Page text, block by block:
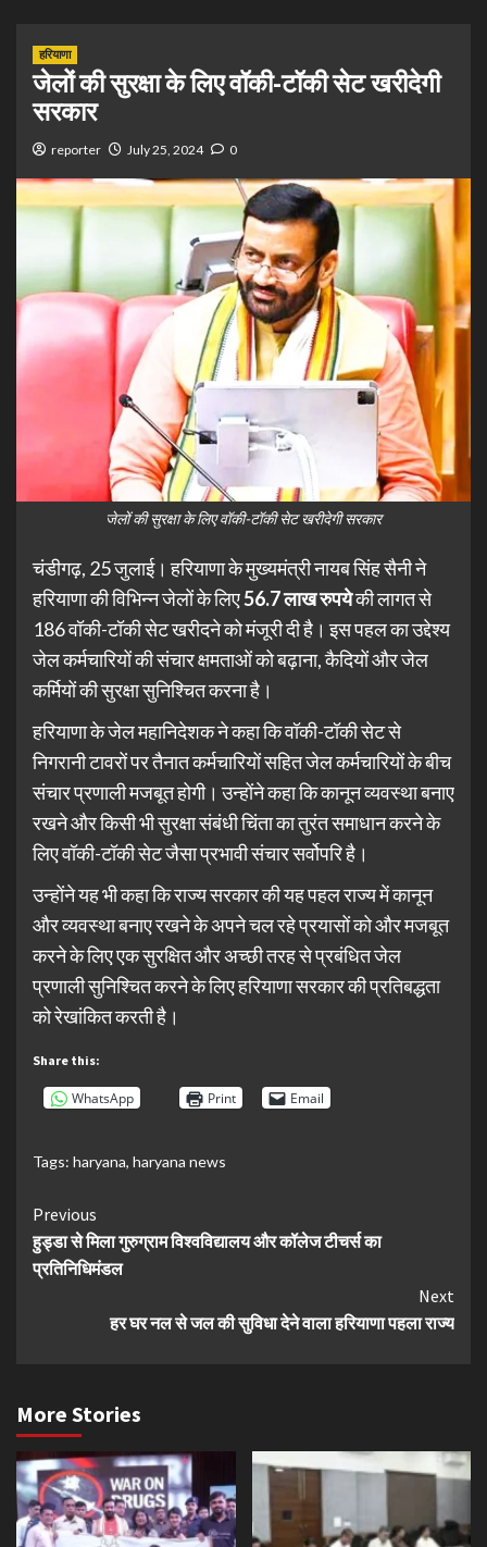
हरियाणा
जेलों की सुरक्षा के लिए वॉकी-टॉकी सेट खरीदेगी
सरकार
reporter July 25, 2024 0
जेलों की सुरक्षा के लिए वॉकी-टॉकी सेट खरीदेगी सरकार
चंडीगढ़, 25 जुलाई। हरियाणा के मुख्यमंत्री नायब सिंह सैनी ने
हरियाणा की विभिन्न जेलों के लिए56.7लाख रुपयेकी लागत से
186 वॉकी-टॉकी सेट खरीदने को मंजूरी दी है। इस पहल का उद्देश्य
जेल कर्मचारियों की संचार क्षमताओं को बढ़ाना, कैदियों और जेल
कर्मियों की सुरक्षा सुनिश्चित करना है।
हरियाणा के जेल महानिदेशक ने कहा कि वॉकी-टॉकी सेट से
निगरानी टावरों पर तैनात कर्मचारियों सहित जेल कर्मचारियों के बीच
संचार प्रणाली मजबूत होगी। उन्होंने कहा कि कानून व्यवस्था बनाए
रखने और किसी भी सुरक्षा संबंधी चिंता का तुरंत समाधान करने के
लिए वॉकी-टॉकी सेट जैसा प्रभावी संचार सर्वोपरि है।
उन्होंने यह भी कहा कि राज्य सरकार की यह पहल राज्य में कानून
और व्यवस्था बनाए रखने के अपने चल रहे प्रयासों को और मजबूत
करने के लिए एक सुरक्षित और अच्छी तरह से प्रबंधित जेल
प्रणाली सुनिश्चित करने के लिए हरियाणा सरकार की प्रतिबद्धता
को रेखांकित करती है।
Share this:
WhatsApp Print Email
Tags: haryana, haryana news
Continue
Reading
Previous
हुड्डा से मिला गुरुग्राम विश्वविद्यालय और कॉलेज टीचर्स का
प्रतिनिधिमंडल
Next
हर घर नल से जल की सुविधा देने वाला हरियाणा पहला राज्य
More Stories